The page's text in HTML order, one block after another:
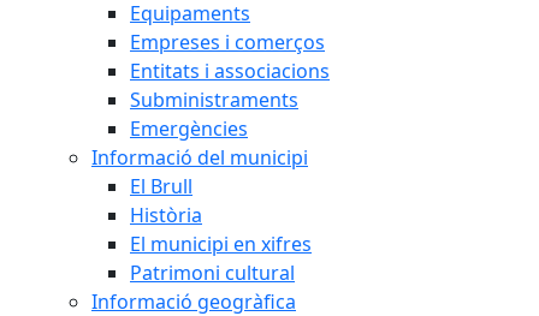
Equipaments
Empreses i comerços
Entitats i associacions
Subministraments
Emergències
Informació del municipi
El Brull
Història
El municipi en xifres
Patrimoni cultural
Informació geogràfica